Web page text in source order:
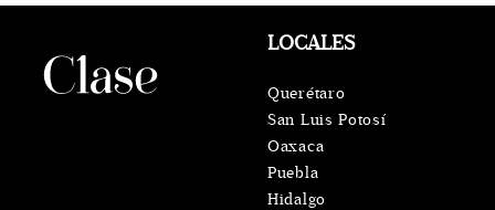
LOCALES
Querétaro
San Luis Potosí
Oaxaca
Puebla
Hidalgo